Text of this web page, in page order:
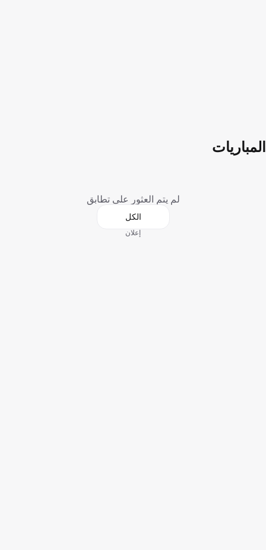
المباريات
لم يتم العثور على تطابق
الكل
إعلان